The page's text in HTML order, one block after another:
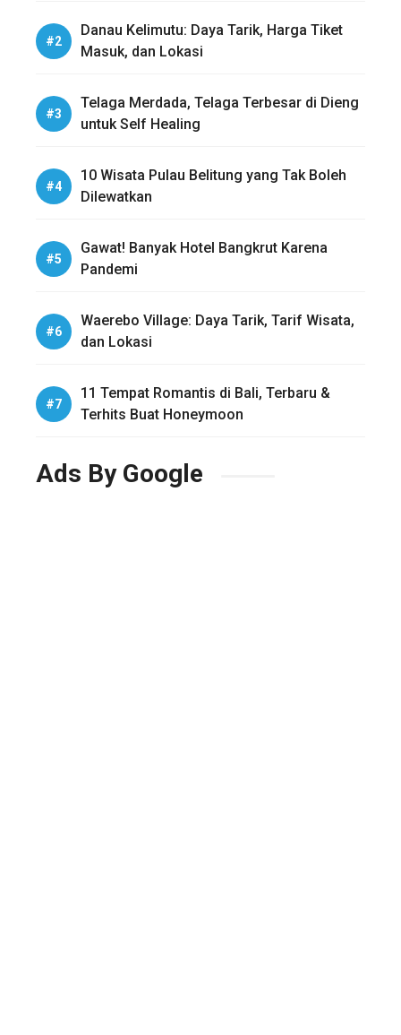
Danau Kelimutu: Daya Tarik, Harga Tiket
Masuk, dan Lokasi
Telaga Merdada, Telaga Terbesar di Dieng
untuk Self Healing
10 Wisata Pulau Belitung yang Tak Boleh
Dilewatkan
Gawat! Banyak Hotel Bangkrut Karena
Pandemi
Waerebo Village: Daya Tarik, Tarif Wisata,
dan Lokasi
11 Tempat Romantis di Bali, Terbaru &
Terhits Buat Honeymoon
Ads By Google